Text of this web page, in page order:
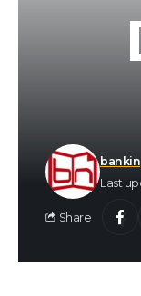
Last
Share